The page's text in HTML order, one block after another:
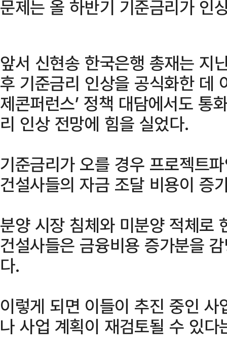
문제는 올 하반기 기준금리가 인
앞서 신현송 한국은행 총재는 지
후 기준금리 인상을 공식화한
제콘퍼런스’ 정책 대담에서도 통
리 인상 전망에 힘을 실었다.
기준금리가 오를 경우 프로젝트
건설사들의 자금 조달 비용이 증
분양 시장 침체와 미분양 적체로
건설사들은 금융비용 증가분을
다.
이렇게 되면 이들이 추진 중인
나 사업 계획이 재검토될 수 있다